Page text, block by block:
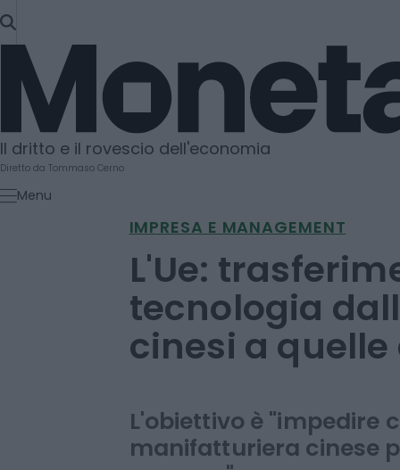
SKIP
TO
CONTENT
Moneta
Il dritto e il rovescio dell'economia
Diretto da Tommaso Cerno
Menu
IMPRESA E MANAGEMENT
L'Ue:
cinesi a